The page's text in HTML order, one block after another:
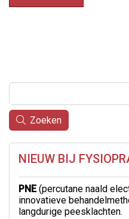
Zoeken
NIEUW BIJ
PNE(percutane naald
innovatieve
langdurige peesklachten.